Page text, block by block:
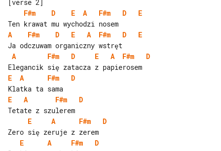
F#m
D E A F#m D
E
A
F#m D E A F#m D
E
A
F#m D E A F#m
D
E
A F#m
D
E
A F#m
D
E
A F#m
D
E
A F#m
D